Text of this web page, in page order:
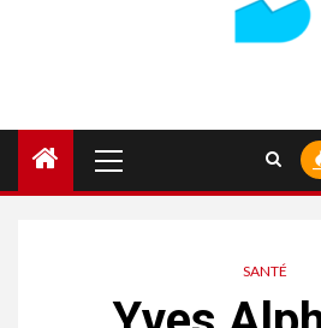
principal
SANTÉ